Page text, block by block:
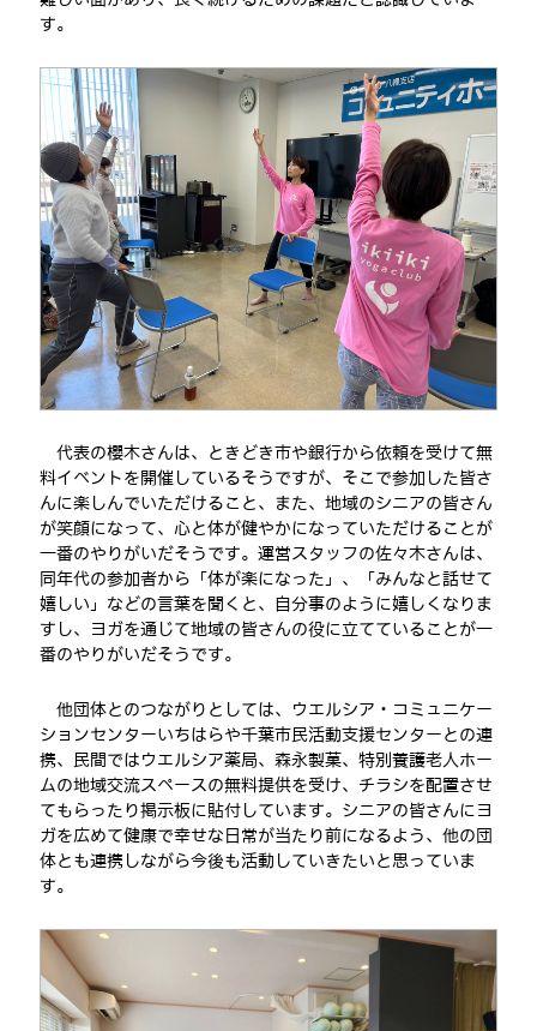
す。
代表の櫻木さんは、ときどき市や銀行から依頼を受けて無
料イベントを開催しているそうですが、そこで参加した皆さ
んに楽しんでいただけること、また、地域のシニアの皆さん
が笑顔になって、心と体が健やかになっていただけることが
一番のやりがいだそうです。運営スタッフの佐々木さんは、
同年代の参加者から「体が楽になった」、「みんなと話せて
嬉しい」などの言葉を聞くと、自分事のように嬉しくなりま
すし、ヨガを通じて地域の皆さんの役に立てていることが一
番のやりがいだそうです。
他団体とのつながりとしては、ウエルシア・コミュニケー
ションセンターいちはらや千葉市民活動支援センターとの連
携、民間ではウエルシア薬局、森永製菓、特別養護老人ホー
ムの地域交流スペースの無料提供を受け、チラシを配置させ
てもらったり掲示板に貼付しています。シニアの皆さんにヨ
ガを広めて健康で幸せな日常が当たり前になるよう、他の団
体とも連携しながら今後も活動していきたいと思っていま
す。